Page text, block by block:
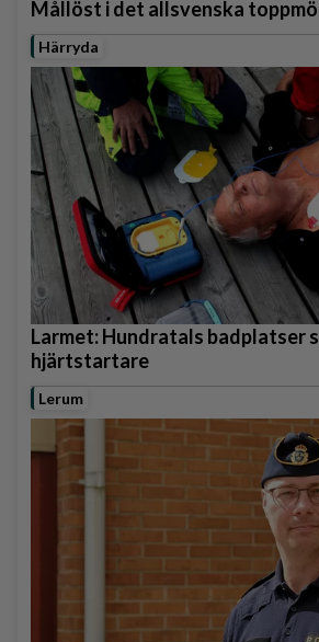
Mållöst i det allsvenska
Härryda
Larmet: Hundratals badplatser
hjärtstartare
Lerum